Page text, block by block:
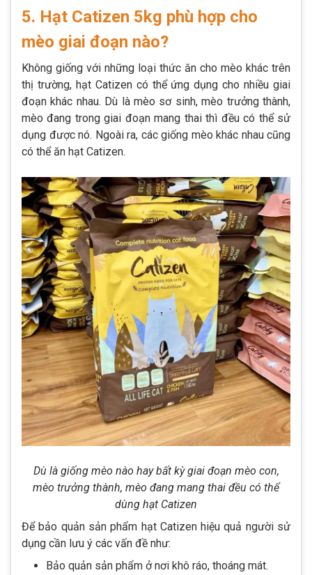
5. Hạt Catizen 5kg phù hợp cho
mèo giai đoạn nào?
Không giống với những loại thức ăn cho mèo khác trên
thị trường, hạt Catizen có thể ứng dụng cho nhiều giai
đoạn khác nhau. Dù là mèo sơ sinh, mèo trưởng thành,
mèo đang trong giai đoạn mang thai thì đều có thể sử
dụng được nó. Ngoài ra, các giống mèo khác nhau cũng
có thể ăn hạt Catizen.
Dù là giống mèo nào hay bất kỳ giai đoạn mèo con,
mèo trưởng thành, mèo đang mang thai đều có thể
dùng hạt Catizen
Để bảo quản sản phẩm hạt Catizen hiệu quả người sử
dụng cần lưu ý các vấn đề như:
Bảo quản sản phẩm ở nơi khô ráo, thoáng mát.